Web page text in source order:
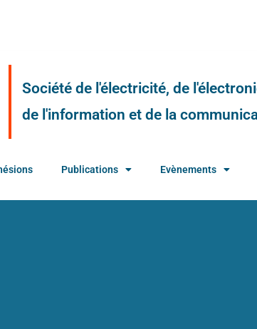
Société de l'électricité, de
de l'information et de la
Publications Evènements